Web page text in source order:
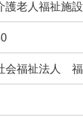
護老人福祉施
会福祉法人 福